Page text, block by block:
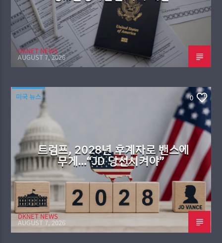
DKNET NEWS
AUGUST 7, 2026
미국 뉴스 0
트럼프, 2028년 후계자로 밴스에
무게…“JD 당선시켜야”
DKNET NEWS
AUGUST 7, 2026